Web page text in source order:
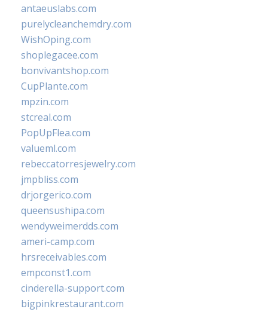
antaeuslabs.com
purelycleanchemdry.com
WishOping.com
shoplegacee.com
bonvivantshop.com
CupPlante.com
mpzin.com
stcreal.com
PopUpFlea.com
valueml.com
rebeccatorresjewelry.com
jmpbliss.com
drjorgerico.com
queensushipa.com
wendyweimerdds.com
ameri-camp.com
hrsreceivables.com
empconst1.com
cinderella-support.com
bigpinkrestaurant.com